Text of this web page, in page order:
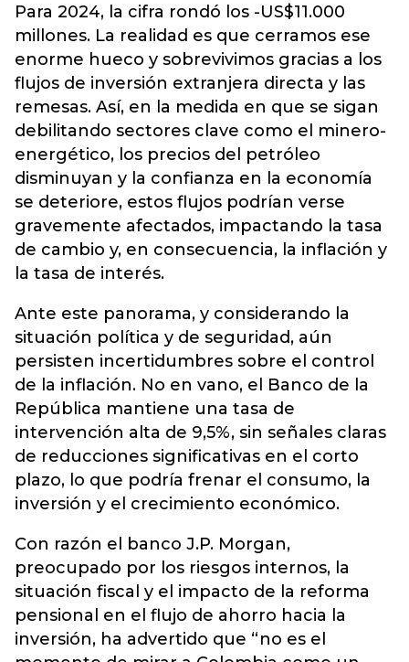
Para 2024, la cifra rondó los -US$11.000
millones. La realidad es que cerramos ese
enorme hueco y sobrevivimos gracias a los
flujos de inversión extranjera directa y las
remesas. Así, en la medida en que se sigan
debilitando sectores clave como el minero-
energético, los precios del petróleo
disminuyan y la confianza en la economía
se deteriore, estos flujos podrían verse
gravemente afectados, impactando la tasa
de cambio y, en consecuencia, la inflación y
la tasa de interés.
Ante este panorama, y considerando la
situación política y de seguridad, aún
persisten incertidumbres sobre el control
de la inflación. No en vano, el Banco de la
República mantiene una tasa de
intervención alta de 9,5%, sin señales claras
de reducciones significativas en el corto
plazo, lo que podría frenar el consumo, la
inversión y el crecimiento económico.
Con razón el banco J.P. Morgan,
preocupado por los riesgos internos, la
situación fiscal y el impacto de la reforma
pensional en el flujo de ahorro hacia la
inversión, ha advertido que “no es el